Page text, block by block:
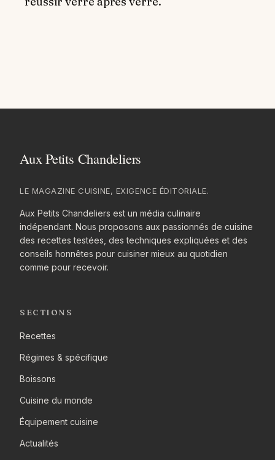
LE MAGAZINE CUISINE, EXIGENCE ÉDITORIALE.
Aux Petits Chandeliers est un média culinaire
indépendant. Nous proposons aux passionnés de cuisine
des recettes testées, des techniques expliquées et des
conseils honnêtes pour cuisiner mieux au quotidien
comme pour recevoir.
SECTIONS
Recettes
Régimes & spécifique
Boissons
Cuisine du monde
Équipement cuisine
Actualités